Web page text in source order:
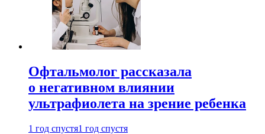
Офтальмолог рассказала
о негативном влиянии
ультрафиолета на зрение ребенка
1 год спустя1 год спустя